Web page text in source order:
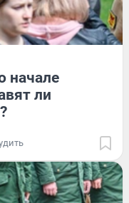
начале
ли